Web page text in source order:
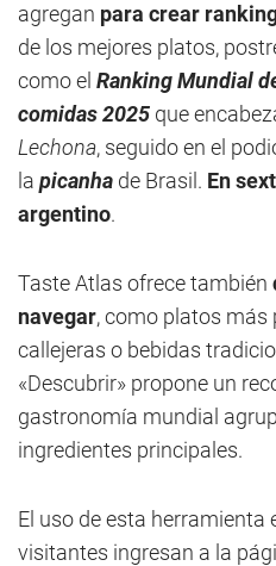
agregan para crear
de los mejores platos,
como el Ranking Mundial
comidas 2025 que
Lechona, seguido en el
la picanha de Brasil. En
argentino.
Taste Atlas ofrece también
navegar, como platos más
callejeras o bebidas
«Descubrir» propone un
gastronomía mundial
ingredientes principales.
El uso de esta herramienta
visitantes ingresan a la